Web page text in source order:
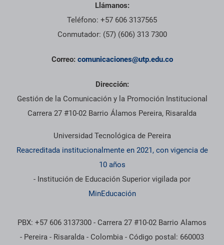
Llámanos:
Teléfono: +57 606 3137565
Conmutador: (57) (606) 313 7300
Correo: comunicaciones@utp.edu.co
Dirección:
Gestión de la Comunicación y la Promoción Institucional
Carrera 27 #10-02 Barrio Álamos Pereira, Risaralda
Universidad Tecnológica de Pereira
Reacreditada institucionalmente en 2021, con vigencia de
10 años
- Institución de Educación Superior vigilada por
MinEducación
PBX: +57 606 3137300 - Carrera 27 #10-02 Barrio Alamos
- Pereira - Risaralda - Colombia - Código postal: 660003